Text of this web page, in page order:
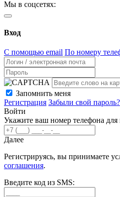
Мы в соцсетях:
Вход
С помощью email По номеру
Запомнить меня
Регистрация Забыли свой пароль?
Войти
Укажите ваш номер телефона для
Далее
Регистрируясь, вы принимаете
соглашения.
Введите код из SMS: